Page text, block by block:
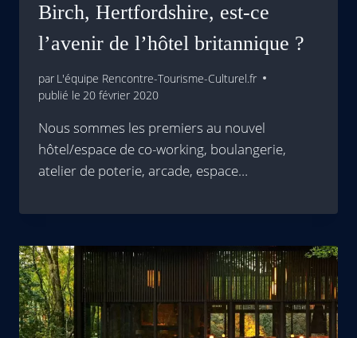
Birch, Hertfordshire, est-ce
l’avenir de l’hôtel britannique ?
par L'équipe Rencontre-Tourisme-Culturel.fr
publié le 20 février 2020
Nous sommes les premiers au nouvel
hôtel/espace de co-working, boulangerie,
atelier de poterie, arcade, espace…